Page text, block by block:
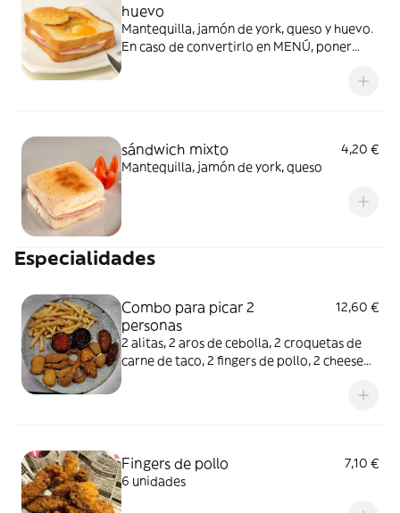
huevo
Mantequilla, jamón de york, queso y huevo.
En caso de convertirlo en MENÚ, poner
sándwich mixto
4,20 €
Mantequilla, jamón de york, queso
Especialidades
Combo para picar 2
personas
12,60 €
2 alitas, 2 aros de cebolla, 2 croquetas de
carne de taco, 2 fingers de pollo, 2 cheese
Fingers de pollo
7,10 €
6 unidades